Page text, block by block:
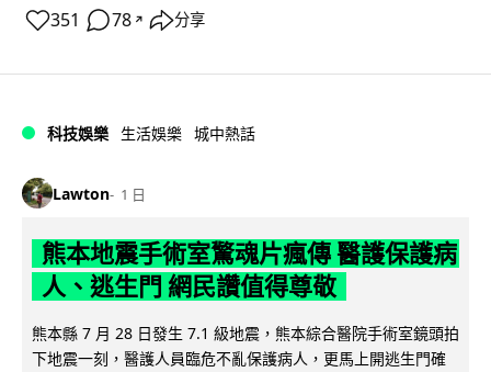
351 78 ↗ 分享
科技娛樂 生活娛樂 城中熱話
Lawton 1 日
熊本地震手術室驚魂片瘋傳 醫護保護病
人、逃生門 網民讚值得尊敬
熊本縣 7 月 28 日發生 7.1 級地震，熊本綜合醫院手術室鏡頭拍
下地震一刻，醫護人員臨危不亂保護病人，更馬上開逃生門確